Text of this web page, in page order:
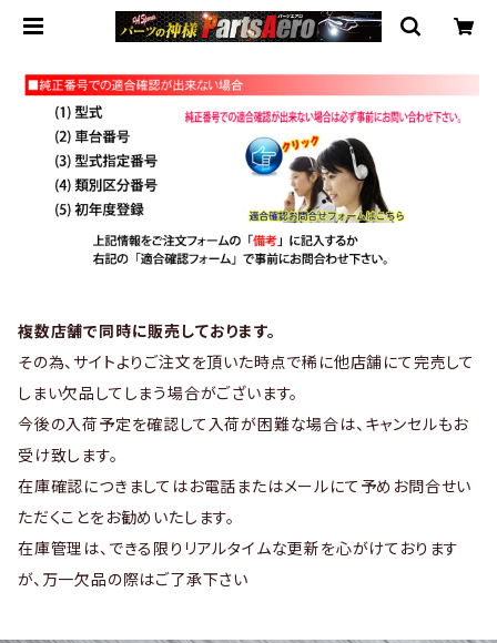
複数店舗で同時に販売しております。
その為、サイトよりご注文を頂いた時点で稀に他店舗にて完売して
しまい欠品してしまう場合がございます。
今後の入荷予定を確認して入荷が困難な場合は、キャンセルもお
受け致します。
在庫確認につきましてはお電話またはメールにて予めお問合せい
ただくことをお勧めいたします。
在庫管理は、できる限りリアルタイムな更新を心がけております
が、万一欠品の際はご了承下さい